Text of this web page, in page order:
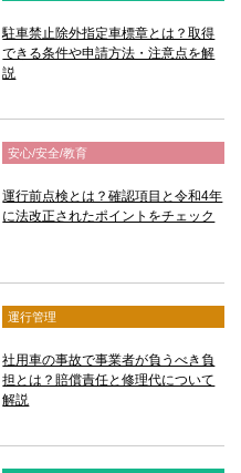
駐車禁止除外指定車標章とは？取得
できる条件や申請方法・注意点を解
説
安心/安全/教育
運行前点検とは？確認項目と令和4年
に法改正されたポイントをチェック
運行管理
社用車の事故で事業者が負うべき負
担とは？賠償責任と修理代について
解説